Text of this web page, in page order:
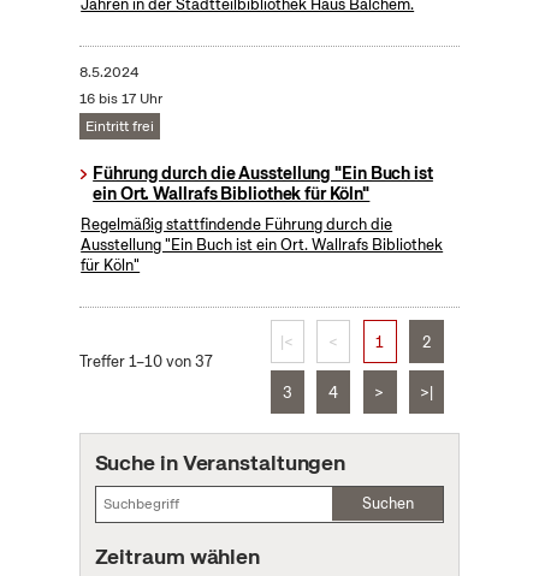
Jahren in der Stadtteilbibliothek Haus Balchem.
8.5.2024
16 bis 17 Uhr
Eintritt frei
Führung durch die Ausstellung "Ein Buch ist
ein Ort. Wallrafs Bibliothek für Köln"
Regelmäßig stattfindende Führung durch die
Ausstellung "Ein Buch ist ein Ort. Wallrafs Bibliothek
für Köln"
Treffer 1–10 von 37
|< < 1 2
3 4 > >|
Suche in Veranstaltungen
Suchen
Zeitraum wählen